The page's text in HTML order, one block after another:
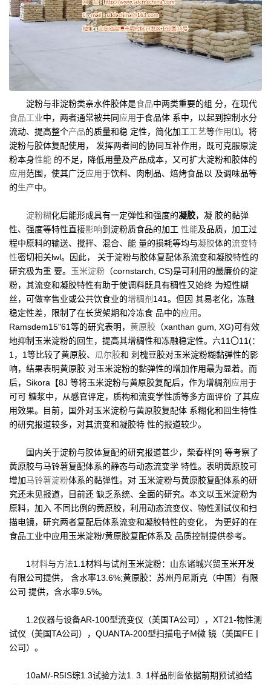
淀粉与非淀粉类亲水件胶体是食品中两类重要的组 分，在现代
食品工业中，两者通常被共同应用于食品体 系中，以起到控制水分
流动、提高整个产品的质量和稳 定性，简化加工工艺等作用⑴。将
淀粉与胶体复配使用， 发挥两者间的协同互补作用，既可克服原淀
粉本身性能 的不足，降低用量及产品成本，又可扩大淀粉和胶体的
应用范围，使其广泛应用于饮料、肉制品、焙烤食品以 及调味品等
的生产中。
淀粉糊化后能形成具有一定弹性和强度的凝胶，凝 胶的黏弹
性、强度等特性直接影响到淀粉质食品的加工 性能及品质，加工过
程中原料的输送、搅拌、混合、能 量的损耗等均与凝胶体的流变特
性密切相关lwl。因此， 关于淀粉与胶体复配体系流变和凝胶特性的
研究极为重 要。 玉米淀粉 （cornstarch, CS)是可利用的最廉价的淀
粉，其流变和凝胶特性有助于使调料既具有稠性又始终 为短性糊
丝，可做宰售业或公共饮食业的增稠剂 141。但因 其易老化，冻融
稳定性差，限制了在长货架期和冷冻食 品中的应用。
Ramsdem15"61等的研究表明， 黄原胶 （xanthan gum, XG)可有效
地抑制玉米淀粉的回生，提高其增稠性和冻融稳定性。六11〇11(：
1，1等比较了黄原胶、 瓜尔胶和 刺槐豆胶对玉米淀粉糊黏弹性的影
响，结果表明黄原胶 对玉米淀粉的黏弹性的增加作用最为显着。而
后，Sikora【8J 等将玉米淀粉与黄原胶复配后，作为增稠剂 应用于
可可 糖浆中，从感官评定，质构和流变学性质等多方面评价 了其应
用效果。目前，国外对玉米淀粉与黄原胶复配体 系糊化和回生特性
的研究报道较多，对其流变和凝胶特 性的报道较少。
国内关于淀粉与胶体复配的研究报道甚少，柴春样[9] 等考察了
黄原胶与马铃薯复配体系的静态与动态流变学 特性。表明黄原胶可
增加马铃薯淀粉体系的黏弹性。对 玉米淀粉与黄原胶复配体系的研
究还未见报道，目前还 缺乏系统、全面的研究。本文以玉米淀粉为
原料，加入 不同比例的黄原胶，利用动态流变仪、物性测试仪和扫
描电镜，研究两者复配后体系流变和凝胶特性的变化， 为更好的在
食品工业中应用玉米淀粉/黄原胶复配体系及 品质控制提供参考。
1材料与方法1.1材料与试剂玉米淀粉：山东诸城兴贸玉米开发
有限公司提供， 含水率13.6%;黄原胶：苏州丹尼斯克（中国）有限
公司 提供，含水率9.5%。
1.2仪器与设备AR-100型流变仪（美国TA公司），XT21-物性测
试仪（美国TA公司），QUANTA-200型扫描电子M微 镜（美国FE丨
公司）。
10aM/-R5IS琮1.3试验方法1. 3. 1样品制备依据前期预试验结